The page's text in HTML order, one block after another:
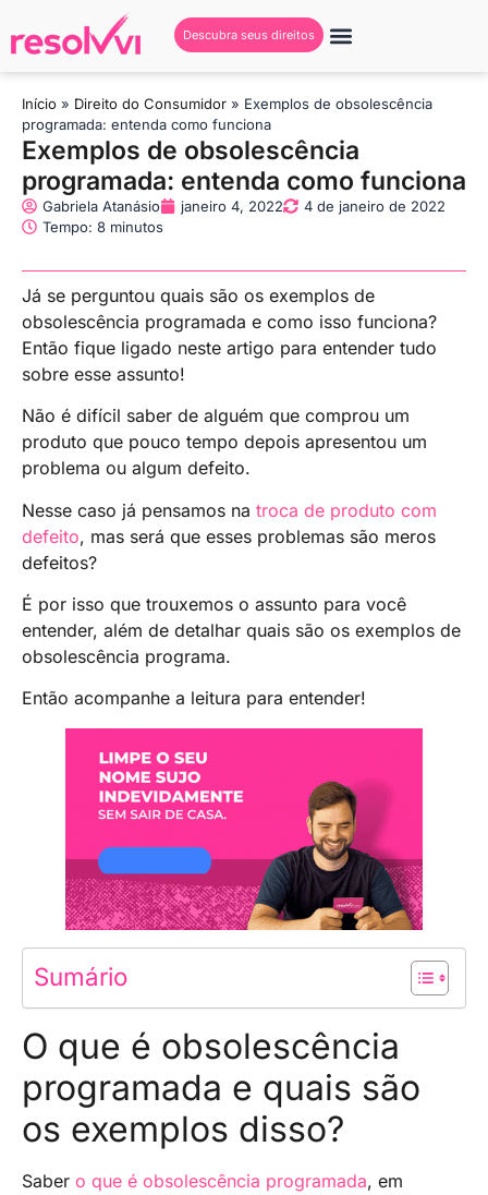
Descubra seus direitos
Início » Direito do Consumidor » Exemplos de obsolescência
programada: entenda como funciona
Exemplos de obsolescência
programada: entenda como funciona
Gabriela Atanásio janeiro 4, 2022
4 de janeiro de 2022
Tempo: 8 minutos
Já se perguntou quais são os exemplos de
obsolescência programada e como isso funciona?
Então fique ligado neste artigo para entender tudo
sobre esse assunto!
Não é difícil saber de alguém que comprou um
produto que pouco tempo depois apresentou um
problema ou algum defeito.
Nesse caso já pensamos na troca de produto com
defeito, mas será que esses problemas são meros
defeitos?
É por isso que trouxemos o assunto para você
entender, além de detalhar quais são os exemplos de
obsolescência programa.
Então acompanhe a leitura para entender!
Sumário
O que é obsolescência
programada e quais são
os exemplos disso?
Saber o que é obsolescência programada, em